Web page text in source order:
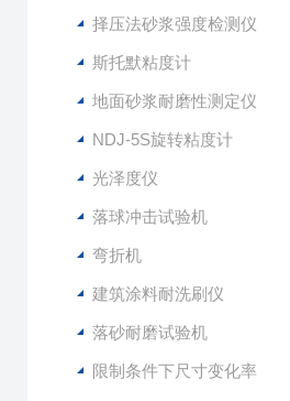
择压法砂浆强度检测仪
斯托默粘度计
地面砂浆耐磨性测定仪
NDJ-5S旋转粘度计
光泽度仪
落球冲击试验机
弯折机
建筑涂料耐洗刷仪
落砂耐磨试验机
限制条件下尺寸变化率